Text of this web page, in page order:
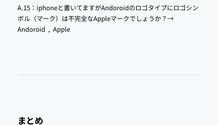
A.15：iphoneと書いてますがAndoroidのロゴタイプにロゴシン
ボル（マーク）は不完全なAppleマークでしょうか？→
Andoroid , Apple
まとめ